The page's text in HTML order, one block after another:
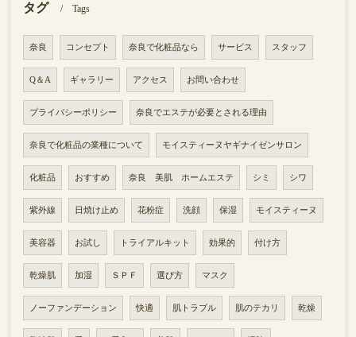
タグ Tags
奈良 コンセプト 奈良で化粧品なら サービス スタッフ
Q＆A ギャラリー アクセス お問い合わせ
プライバシーポリシー 奈良でエステが必要とされる理由
奈良で化粧品の業種について モイスティーヌヤギナイゼンサロン
化粧品 おすすめ 奈良 美肌 ホームエステ シミ シワ
紫外線 日焼け止め 花粉症 洗顔 保湿 モイスティーヌ
美容器 お試し トライアルキット 効果的 付け方
乾燥肌 加湿 ＳＰＦ 選び方 マスク
ノーファンデーション 快適 肌トラブル 肌のテカリ 乾燥